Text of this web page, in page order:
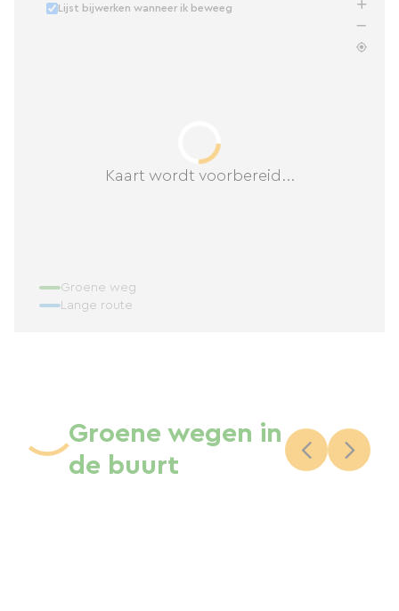
Kaart wordt voorbereid...
Lijst bijwerken wanneer ik beweeg
Groene weg
Lange route
Groene wegen in
de buurt